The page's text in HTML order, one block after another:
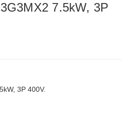
7.5kW, 3P
3P 400V.